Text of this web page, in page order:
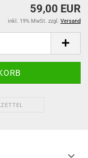
59,00 EUR
inkl. 19% MwSt. zzgl. Versand